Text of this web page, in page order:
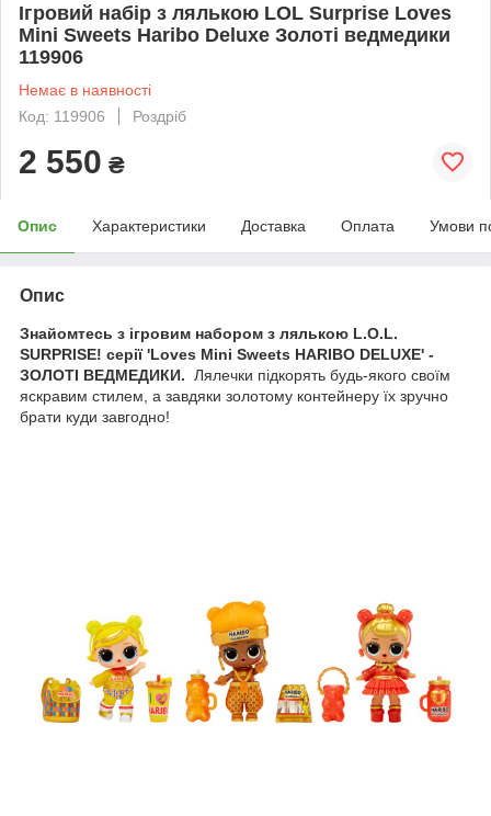
Ігровий набір з лялькою LOL Surprise Loves
Mini Sweets Haribo Deluxe Золоті ведмедики
119906
Немає в наявності
Код: 119906
Роздріб
2 550 ₴
Опис Характеристики Доставка Оплата Умови
Опис
Знайомтесь з ігровим набором з лялькою L.O.L.
SURPRISE! серії 'Loves Mini Sweets HARIBO DELUXE' -
ЗОЛОТІ ВЕДМЕДИКИ.
Лялечки підкорять будь-якого своїм
яскравим стилем, а завдяки золотому контейнеру їх зручно
брати куди завгодно!